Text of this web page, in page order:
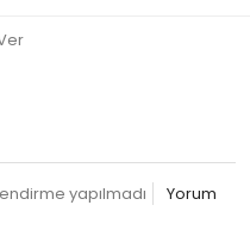
yapılmadı
Yorum